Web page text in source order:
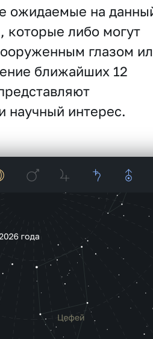
ожидаемые на
которые либо могут
глазом
ближайших 12
научный интерес.